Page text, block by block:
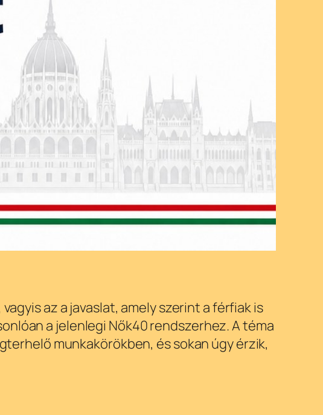
az a javaslat, amely szerint a férfiak is
a jelenlegi Nők40 rendszerhez. A téma
munkakörökben, és sokan úgy érzik,